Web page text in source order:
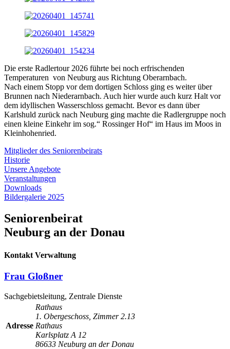
Die erste Radlertour 2026 führte bei noch erfrischenden
Temperaturen von Neuburg aus Richtung Oberarnbach.
Nach einem Stopp vor dem dortigen Schloss ging es weiter über
Brunnen nach Niederarnbach. Auch hier wurde auch kurz Halt vor
dem idyllischen Wasserschloss gemacht. Bevor es dann über
Karlshuld zurück nach Neuburg ging machte die Radlergruppe noch
einen kleine Einkehr im sog.“ Rossinger Hof“ im Haus im Moos in
Kleinhohenried.
Mitglieder des Seniorenbeirats
Historie
Unsere Angebote
Veranstaltungen
Downloads
Bildergalerie 2025
Seniorenbeirat
Neuburg an der Donau
Kontakt Verwaltung
Frau Gloßner
Sachgebietsleitung, Zentrale Dienste
Adresse
Rathaus
1. Obergeschoss, Zimmer 2.13
Rathaus
Karlsplatz A 12
86633 Neuburg an der Donau